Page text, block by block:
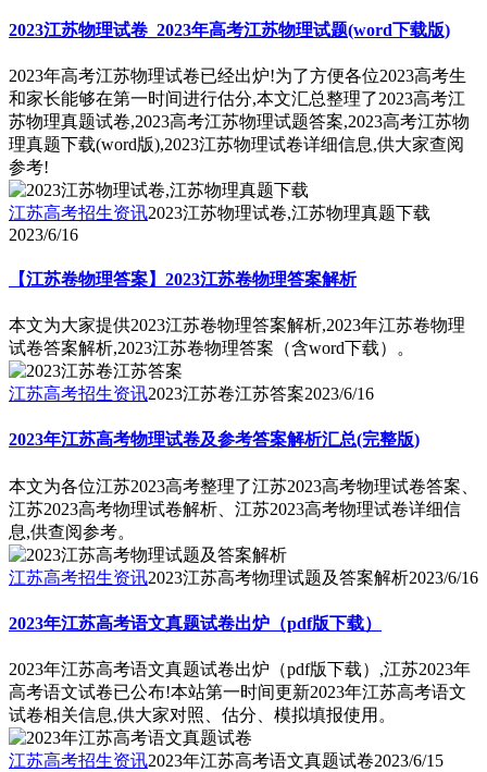
2023江苏物理试卷_2023年高考江苏物理试题(word下载版)
2023年高考江苏物理试卷已经出炉!为了方便各位2023高考生
和家长能够在第一时间进行估分,本文汇总整理了2023高考江
苏物理真题试卷,2023高考江苏物理试题答案,2023高考江苏物
理真题下载(word版),2023江苏物理试卷详细信息,供大家查阅
参考!
江苏高考招生资讯2023江苏物理试卷,江苏物理真题下载
2023/6/16
【江苏卷物理答案】2023江苏卷物理答案解析
本文为大家提供2023江苏卷物理答案解析,2023年江苏卷物理
试卷答案解析,2023江苏卷物理答案（含word下载）。
江苏高考招生资讯2023江苏卷江苏答案2023/6/16
2023年江苏高考物理试卷及参考答案解析汇总(完整版)
本文为各位江苏2023高考整理了江苏2023高考物理试卷答案、
江苏2023高考物理试卷解析、江苏2023高考物理试卷详细信
息,供查阅参考。
江苏高考招生资讯2023江苏高考物理试题及答案解析2023/6/16
2023年江苏高考语文真题试卷出炉（pdf版下载）
2023年江苏高考语文真题试卷出炉（pdf版下载）,江苏2023年
高考语文试卷已公布!本站第一时间更新2023年江苏高考语文
试卷相关信息,供大家对照、估分、模拟填报使用。
江苏高考招生资讯2023年江苏高考语文真题试卷2023/6/15